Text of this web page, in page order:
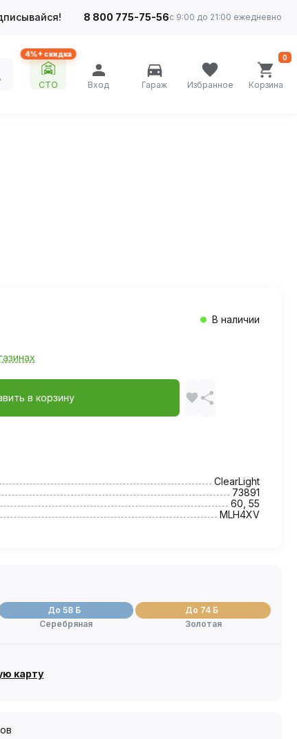
8 800 775-75-56с 9:00 до 21:00 ежедневно
4%+ скидка
СТО Вход Гараж Избранное Корзина
0
В наличии
в корзину
ClearLight
73891
60, 55
MLH4XV
До 58 Б
Серебряная
До 74 Б
Золотая
карту